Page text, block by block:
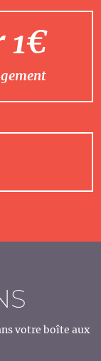
1€
votre boîte aux